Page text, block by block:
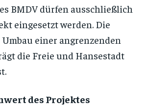
BMDV dürfen ausschließlich
eingesetzt werden. Die
einer angrenzenden
die Freie und Hansestadt
des Projektes